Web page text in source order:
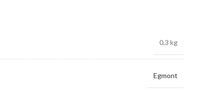
0,3 kg
Egmont